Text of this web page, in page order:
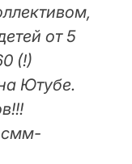
от 5
(!)
Ютубе.
смм-